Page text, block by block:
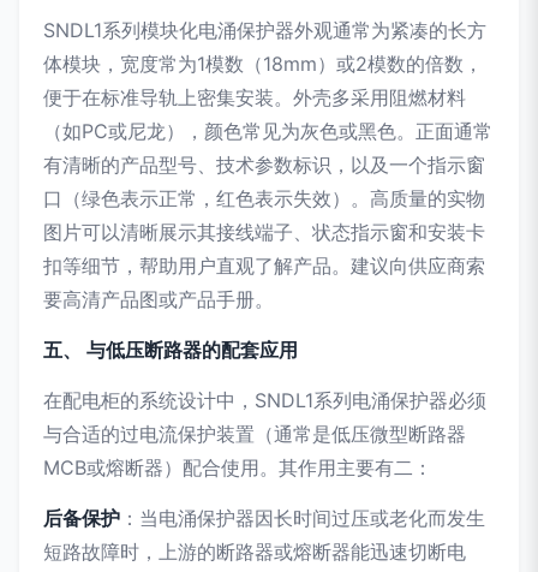
SNDL1系列模块化电涌保护器外观通常为紧凑的长方
体模块，宽度常为1模数（18mm）或2模数的倍数，
便于在标准导轨上密集安装。外壳多采用阻燃材料
（如PC或尼龙），颜色常见为灰色或黑色。正面通常
有清晰的产品型号、技术参数标识，以及一个指示窗
口（绿色表示正常，红色表示失效）。高质量的实物
图片可以清晰展示其接线端子、状态指示窗和安装卡
扣等细节，帮助用户直观了解产品。建议向供应商索
要高清产品图或产品手册。
五、 与低压断路器的配套应用
在配电柜的系统设计中，SNDL1系列电涌保护器必须
与合适的过电流保护装置（通常是低压微型断路器
MCB或熔断器）配合使用。其作用主要有二：
后备保护 ：当电涌保护器因长时间过压或老化而发生
短路故障时，上游的断路器或熔断器能迅速切断电